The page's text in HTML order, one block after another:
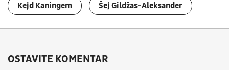
Kejd Kaningem Šej Gildžas-Aleksander
OSTAVITE KOMENTAR